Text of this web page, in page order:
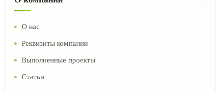
О нас
Реквизиты компании
Выполненные проекты
Статьи